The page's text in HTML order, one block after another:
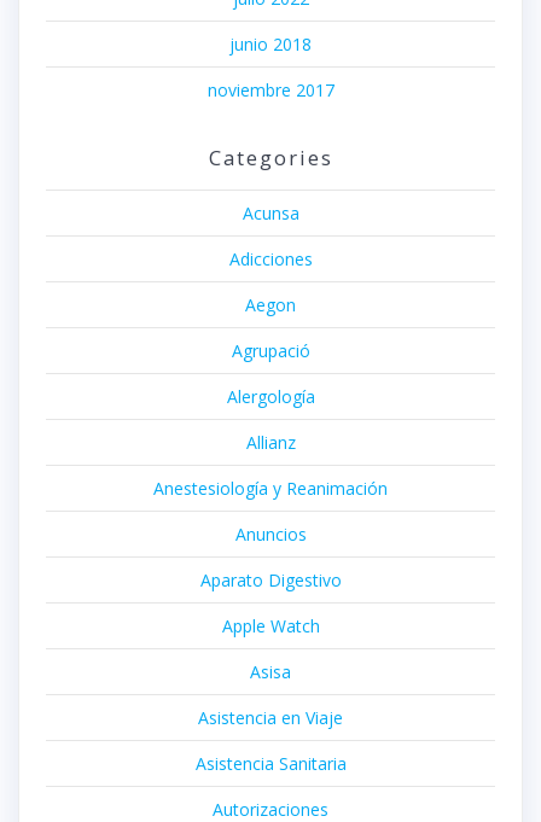
junio 2018
noviembre 2017
Categories
Acunsa
Adicciones
Aegon
Agrupació
Alergología
Allianz
Anestesiología y Reanimación
Anuncios
Aparato Digestivo
Apple Watch
Asisa
Asistencia en Viaje
Asistencia Sanitaria
Autorizaciones